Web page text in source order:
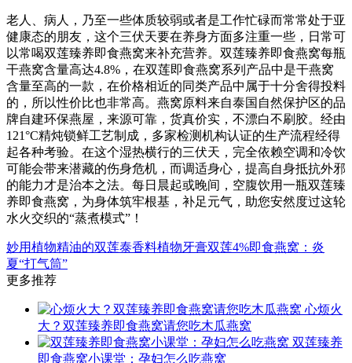
老人、病人，乃至一些体质较弱或者是工作忙碌而常常处于亚
健康态的朋友，这个三伏天要在养身方面多注重一些，日常可
以常喝双莲臻养即食燕窝来补充营养。双莲臻养即食燕窝每瓶
干燕窝含量高达4.8%，在双莲即食燕窝系列产品中是干燕窝
含量至高的一款，在价格相近的同类产品中属于十分舍得投料
的，所以性价比也非常高。燕窝原料来自泰国自然保护区的品
牌自建环保燕屋，来源可靠，货真价实，不漂白不刷胶。经由
121°C精炖锁鲜工艺制成，多家检测机构认证的生产流程经得
起各种考验。在这个湿热横行的三伏天，完全依赖空调和冷饮
可能会带来潜藏的伤身危机，而调适身心，提高自身抵抗外邪
的能力才是治本之法。每日晨起或晚间，空腹饮用一瓶双莲臻
养即食燕窝，为身体筑牢根基，补足元气，助您安然度过这轮
水火交织的“蒸煮模式”！
妙用植物精油的双莲泰香料植物牙膏双莲4%即食燕窝：炎
夏“打气筒”
更多推荐
心烦火
大？双莲臻养即食燕窝请您吃木瓜燕窝
双莲臻养
即食燕窝小课堂：孕妇怎么吃燕窝